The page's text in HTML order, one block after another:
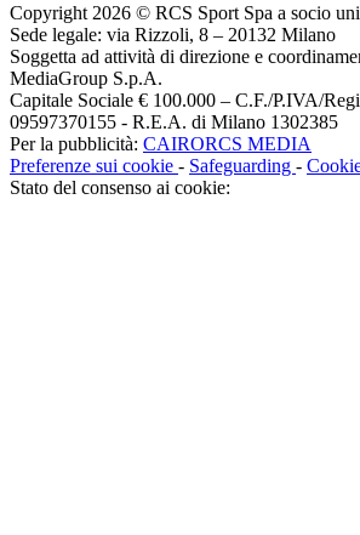
Copyright 2026 © RCS Sport Spa a socio
Sede legale: via Rizzoli, 8 – 20132 Milano
Soggetta ad attività di direzione e
MediaGroup S.p.A.
Capitale Sociale € 100.000 – C.F./P.IVA/
09597370155 - R.E.A. di Milano 1302385
Per la pubblicità: CAIRORCS MEDIA
Preferenze sui cookie - Safeguarding -
Stato del consenso ai cookie: